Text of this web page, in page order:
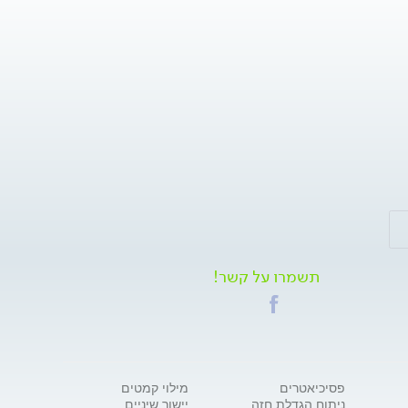
תשמרו על קשר!
פסיכיאטרים
ניתוח הגדלת חזה
מילוי קמטים
יישור שיניים